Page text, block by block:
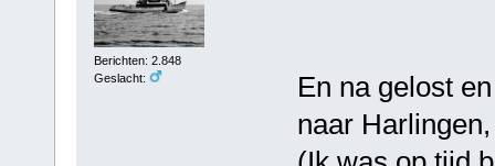
Berichten: 2.848
Geslacht:
En na gelost
naar